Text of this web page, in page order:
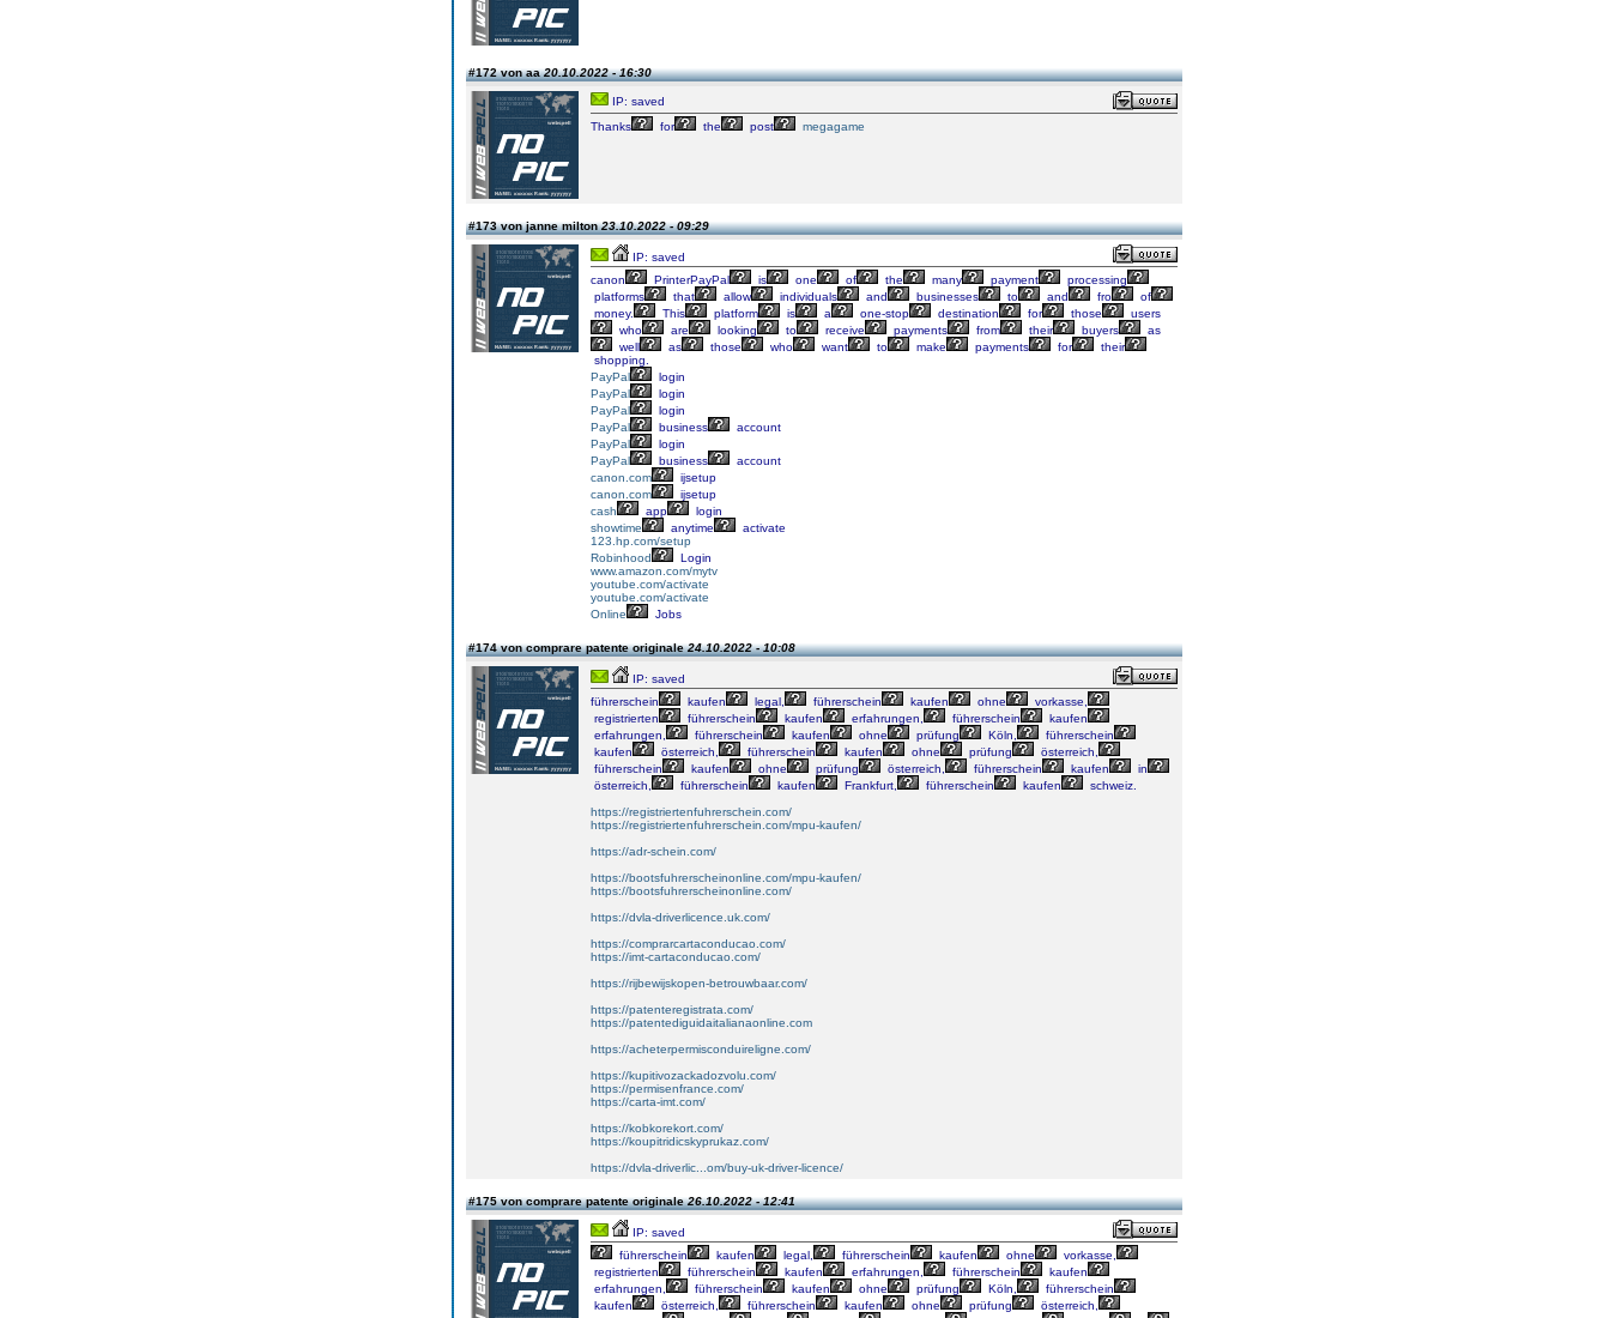
#172 von aa20.10.2022 - 16:30
IP: saved
Thanks
for the post megagame
#173 von janne milton23.10.2022 - 09:29
IP: saved
canon
PrinterPayPal is one of the many payment
processing
platforms
that allow individuals and businesses to and fro
of
money.
This platform is a one-stop destination for those
users
who
are looking to receive payments from their buyers
as
well
as those who want to make payments for
their
shopping.
PayPal
login
PayPal
login
PayPal
login
PayPal
business
account
PayPal
login
PayPal
business
account
canon.com
ijsetup
canon.com
ijsetup
cash
app
login
showtime
anytime
activate
123.hp.com/setup
Robinhood
Login
www.amazon.com/mytv
youtube.com/activate
youtube.com/activate
Online
Jobs
#174 von comprare patente originale24.10.2022 - 10:08
IP: saved
führerschein
kaufen legal, führerschein kaufen ohne
vorkasse,
registrierten
führerschein kaufen erfahrungen, führerschein
kaufen
erfahrungen,
führerschein kaufen ohne prüfung Köln,
führerschein
kaufen
österreich, führerschein kaufen ohne prüfung
österreich,
führerschein
kaufen ohne prüfung österreich, führerschein kaufen
in
österreich,
führerschein kaufen Frankfurt, führerschein kaufen
schweiz.
https://registriertenfuhrerschein.com/
https://registriertenfuhrerschein.com/mpu-kaufen/
https://adr-schein.com/
https://bootsfuhrerscheinonline.com/mpu-kaufen/
https://bootsfuhrerscheinonline.com/
https://dvla-driverlicence.uk.com/
https://comprarcartaconducao.com/
https://imt-cartaconducao.com/
https://rijbewijskopen-betrouwbaar.com/
https://patenteregistrata.com/
https://patentediguidaitalianaonline.com
https://acheterpermisconduireligne.com/
https://kupitivozackadozvolu.com/
https://permisenfrance.com/
https://carta-imt.com/
https://kobkorekort.com/
https://koupitridicskyprukaz.com/
https://dvla-driverlic...om/buy-uk-driver-licence/
#175 von comprare patente originale26.10.2022 - 12:41
IP: saved
führerschein
kaufen legal, führerschein kaufen ohne
vorkasse,
registrierten
führerschein kaufen erfahrungen, führerschein
kaufen
erfahrungen,
führerschein kaufen ohne prüfung Köln,
führerschein
kaufen
österreich, führerschein kaufen ohne prüfung
österreich,